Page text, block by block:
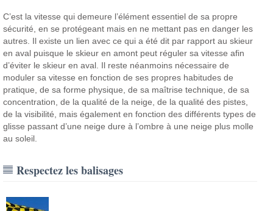
C’est la vitesse qui demeure l’élément essentiel de sa propre
sécurité, en se protégeant mais en ne mettant pas en danger les
autres. Il existe un lien avec ce qui a été dit par rapport au skieur
en aval puisque le skieur en amont peut réguler sa vitesse afin
d’éviter le skieur en aval. Il reste néanmoins nécessaire de
moduler sa vitesse en fonction de ses propres habitudes de
pratique, de sa forme physique, de sa maîtrise technique, de sa
concentration, de la qualité de la neige, de la qualité des pistes,
de la visibilité, mais également en fonction des différents types de
glisse passant d’une neige dure à l’ombre à une neige plus molle
au soleil.
Respectez les balisages